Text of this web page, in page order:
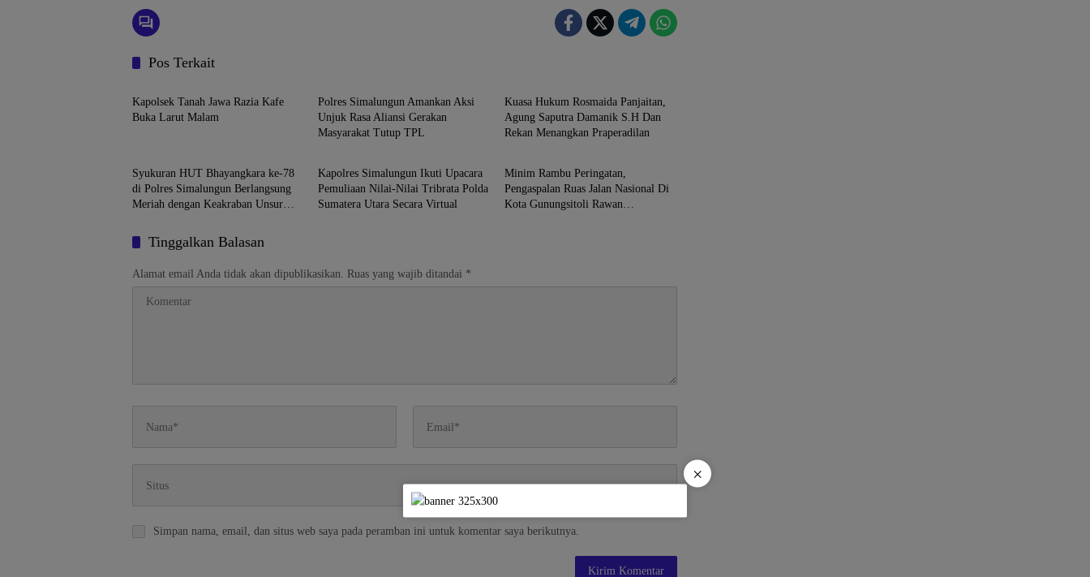
Pos Terkait
Simalungun
Kapolsek Tanah Jawa Razia Kafe
Buka Larut Malam
Polres Simalungun Amankan Aksi
Unjuk Rasa Aliansi Gerakan
Masyarakat Tutup TPL
Kuasa Hukum Rosmaida Panjaitan,
Agung Saputra Damanik S.H Dan
Rekan Menangkan Praperadilan
Syukuran HUT Bhayangkara ke-78
di Polres Simalungun Berlangsung
Meriah dengan Keakraban Unsur
Simalungun
Kapolres Simalungun Ikuti Upacara
Pemuliaan Nilai-Nilai Tribrata Polda
Sumatera Utara Secara Virtual
Minim Rambu Peringatan,
Pengaspalan Ruas Jalan Nasional Di
Kota Gunungsitoli Rawan
Tinggalkan Balasan
Alamat email Anda tidak akan dipublikasikan. Ruas yang wajib ditandai *
Simpan nama, email, dan situs web saya pada peramban ini untuk komentar saya berikutnya.
×